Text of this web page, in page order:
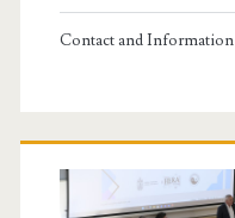
Contact and Information